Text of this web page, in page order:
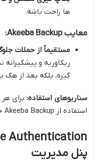
ها راحت باشه.
معایب Akeeba Backup:
مستقیماً از حملات
ریکاوریه و
گیره، بلکه بعد از هک
سناریوهای استفاده:برای
استفاده از Akeeba Backup حیاتیه.
پنل مدیریت